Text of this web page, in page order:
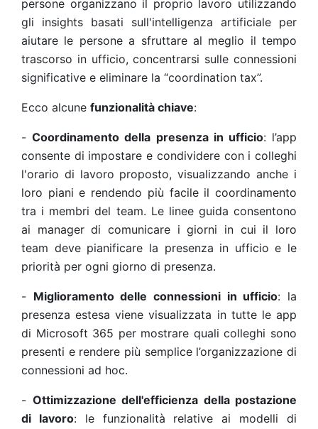
persone organizzano il proprio lavoro utilizzando
gli insights basati sull'intelligenza artificiale per
aiutare le persone a sfruttare al meglio il tempo
trascorso in ufficio, concentrarsi sulle connessioni
significative e eliminare la “coordination tax”.
Ecco alcune funzionalità chiave:
-Coordinamento della presenza in ufficio: l’app
consente di impostare e condividere con i colleghi
l'orario di lavoro proposto, visualizzando anche i
loro piani e rendendo più facile il coordinamento
tra i membri del team. Le linee guida consentono
ai manager di comunicare i giorni in cui il loro
team deve pianificare la presenza in ufficio e le
priorità per ogni giorno di presenza.
- Miglioramento delle connessioni in ufficio: la
presenza estesa viene visualizzata in tutte le app
di Microsoft 365 per mostrare quali colleghi sono
presenti e rendere più semplice l’organizzazione di
connessioni ad hoc.
- Ottimizzazione dell'efficienza della postazione
di lavoro: le funzionalità relative ai modelli di